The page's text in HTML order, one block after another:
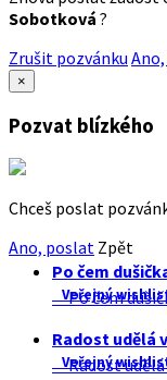
Sobotková ?
Zrušit pozvánku
×
Pozvat blízkého
Chceš poslat
Ano, poslat Zpět
Po čem
Veřejný
Po čem
Radost udělá
Veřejný
Radost udělá